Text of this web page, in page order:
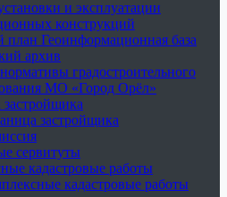
и эксплуатации
конструкций
план Геоинформационная база
архив
градостроительного
МО «Город Орёл»
застройщика
сервитуты
кадастровые работы
кадастровые работы